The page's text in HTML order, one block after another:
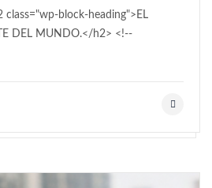
class="wp-block-heading">EL
DEL MUNDO.</h2> <!--